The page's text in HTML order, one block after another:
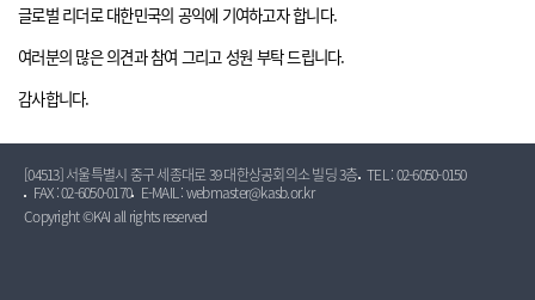
글로벌 리더로 대한민국의 공익에 기여하고자 합니다.
여러분의 많은 의견과 참여 그리고 성원 부탁 드립니다.
감사합니다.
[04513] 서울특별시 중구 세종대로 39 대한상공회의소 빌딩 3층 TEL : 02-6050-0150
FAX : 02-6050-0170
E-MAIL : webmaster@kasb.or.kr
Copyright ©KAI all rights reserved